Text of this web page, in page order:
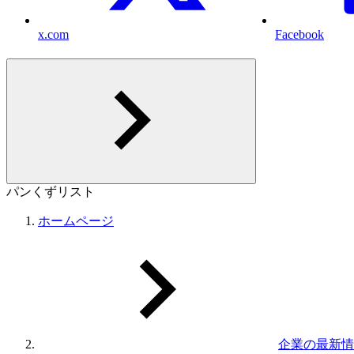
x.com Facebook
パンくずリスト
ホームページ
企業の最新